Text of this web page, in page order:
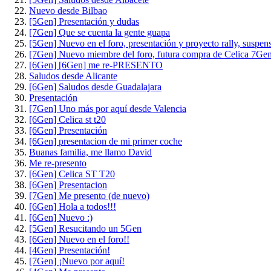
Nuevo desde Bilbao
[5Gen] Presentación y dudas
[7Gen] Que se cuenta la gente guapa
[5Gen] Nuevo en el foro, presentación y proyecto rally,
[7Gen] Nuevo miembre del foro, futura compra de Celica 7Gen
[6Gen] [6Gen] me re-PRESENTO
Saludos desde Alicante
[6Gen] Saludos desde Guadalajara
Presentación
[7Gen] Uno más por aquí desde Valencia
[6Gen] Celica st t20
[6Gen] Presentación
[6Gen] presentacion de mi primer coche
Buanas familia, me llamo David
Me re-presento
[6Gen] Celica ST T20
[6Gen] Presentacion
[7Gen] Me presento (de nuevo)
[6Gen] Hola a todos!!!
[6Gen] Nuevo :)
[5Gen] Resucitando un 5Gen
[6Gen] Nuevo en el foro!!
[4Gen] Presentación!
[7Gen] ¡Nuevo por aquí!